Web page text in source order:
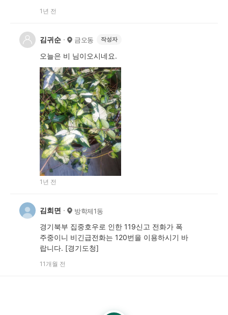
1년 전
김귀순 금오동 작성자
오늘은 비 님이오시네요.
1년 전
김희면 방학제1동
경기북부 집중호우로 인한 119신고 전화가 폭
주중이니 비긴급전화는 120번을 이용하시기 바
랍니다. [경기도청]
11개월 전